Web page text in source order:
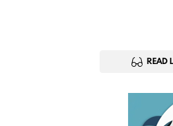
READ